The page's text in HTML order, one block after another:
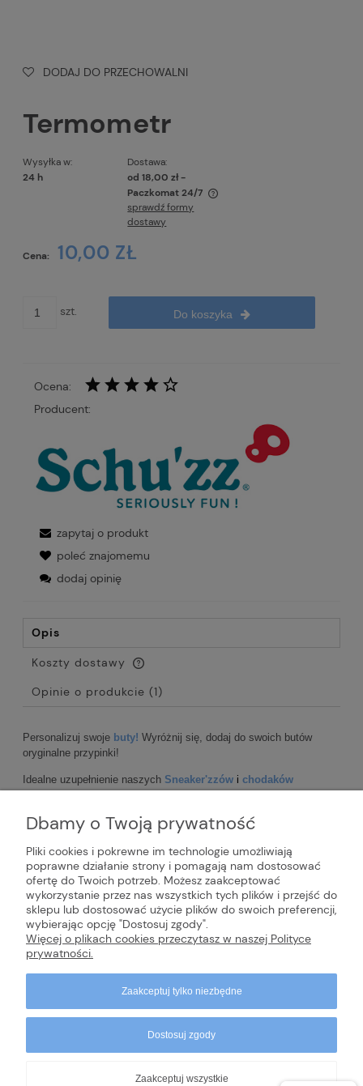
DODAJ DO PRZECHOWALNI
Termometr
Wysyłka w:
24 h
Dostawa:
od 18,00 zł-
Paczkomat 24/7
Cena nie zawiera ewentualnych kosztów płatności
sprawdź formy
dostawy
Cena: 10,00 ZŁ
szt. Do koszyka
Ocena:
Producent:
zapytaj o produkt
poleć znajomemu
dodaj opinię
Opis
Koszty dostawy
Cena nie zawiera ewentualnych kosztów płatności
Opinie o produkcie (1)
Personalizuj swoje buty! Wyróżnij się, dodaj do swoich butów
oryginalne przypinki!
Idealne uzupełnienie naszych Sneaker'zzów i chodaków
INFORMACJE
POMOC
Dbamy o Twoją prywatność
Pliki cookies i pokrewne im technologie umożliwiają
poprawne działanie strony i pomagają nam dostosować
ofertę do Twoich potrzeb. Możesz zaakceptować
wykorzystanie przez nas wszystkich tych plików i przejść do
sklepu lub dostosować użycie plików do swoich preferencji,
wybierając opcję "Dostosuj zgody".
Więcej o plikach cookies przeczytasz w naszej Polityce
prywatności.
Zaakceptuj tylko niezbędne
Dostosuj zgody
Zaakceptuj wszystkie